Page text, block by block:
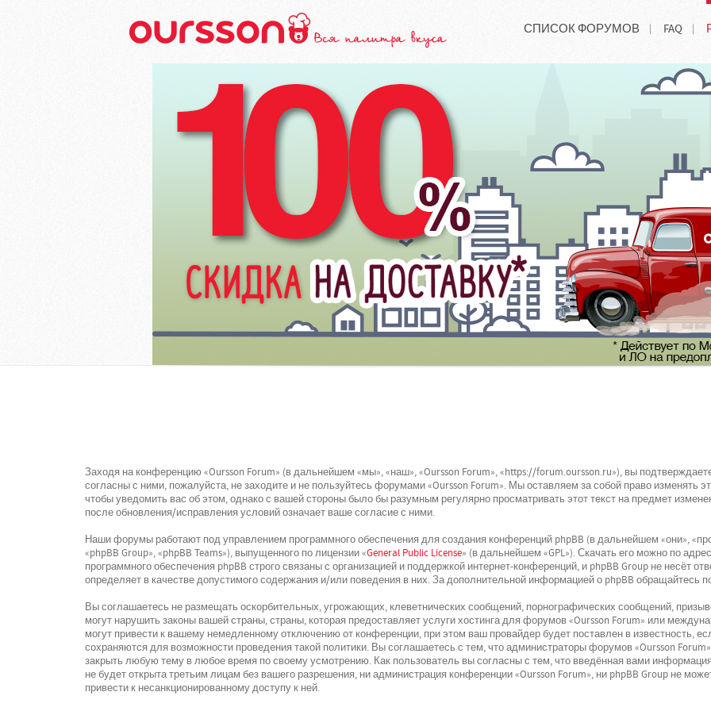
СПИСОК ФОРУМОВ FAQ
Заходя на конференцию «Oursson Forum» (в дальнейшем «мы», «наш», «Oursson Forum», «https://forum.oursson.ru»), вы
согласны с ними, пожалуйста, не заходите и не пользуйтесь форумами «Oursson Forum». Мы оставляем за собой право изменять
чтобы уведомить вас об этом, однако с вашей стороны было бы разумным регулярно просматривать этот текст на предмет
после обновления/исправления условий означает ваше согласие с ними.
Наши форумы работают под управлением программного обеспечения для создания конференций phpBB (в дальнейшем «они»,
«phpBB Group», «phpBB Teams»), выпущенного по лицензии «General Public License» (в дальнейшем «GPL»). Скачать его можно по
программного обеспечения phpBB строго связаны с организацией и поддержкой интернет-конференций, и phpBB Group не несёт
определяет в качестве допустимого содержания и/или поведения в них. За дополнительной информацией о phpBB обращайтесь
Вы соглашаетесь не размещать оскорбительных, угрожающих, клеветнических сообщений, порнографических сообщений,
могут нарушить законы вашей страны, страны, которая предоставляет услуги хостинга для форумов «Oursson Forum» или
могут привести к вашему немедленному отключению от конференции, при этом ваш провайдер будет поставлен в известность,
сохраняются для возможности проведения такой политики. Вы соглашаетесь с тем, что администраторы форумов «Oursson
закрыть любую тему в любое время по своему усмотрению. Как пользователь вы согласны с тем, что введённая вами
не будет открыта третьим лицам без вашего разрешения, ни администрация конференции «Oursson Forum», ни phpBB Group не
привести к несанкционированному доступу к ней.